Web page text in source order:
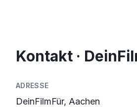
Kontakt ·
ADRESSE
DeinFilmFür, Aachen